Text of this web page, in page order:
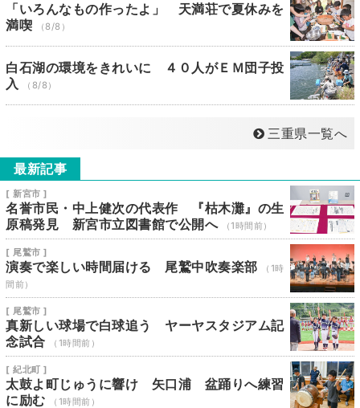
「いろんなもの作ったよ」 天満荘で夏休みを
満喫
（8/8）
白石湖の環境をきれいに ４０人がＥＭ団子投
入
（8/8）
三重県一覧へ
最新記事
[ 新宮市 ]
名誉市民・中上健次の代表作 『枯木灘』の生
原稿発見 新宮市立図書館で公開へ
（1時間前）
[ 尾鷲市 ]
演奏で楽しい時間届ける 尾鷲中吹奏楽部
（1時
間前）
[ 尾鷲市 ]
真新しい球場で白球追う ヤーヤスタジアム記
念試合
（1時間前）
[ 紀北町 ]
太鼓よ町じゅうに響け 矢口浦 盆踊りへ練習
に励む
（1時間前）